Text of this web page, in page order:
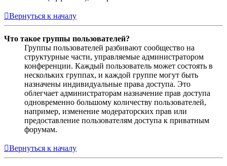
Вернуться к началу
Что такое группы пользователей?
Группы пользователей разбивают сообщество на
структурные части, управляемые администратором
конференции. Каждый пользователь может состоять в
нескольких группах, и каждой группе могут быть
назначены индивидуальные права доступа. Это
облегчает администраторам назначение прав доступа
одновременно большому количеству пользователей,
например, изменение модераторских прав или
предоставление пользователям доступа к приватным
форумам.
Вернуться к началу